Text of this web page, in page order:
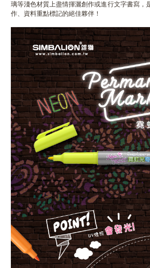
璃等淺色材質上盡情揮灑創作或進行文字書寫，
作、資料重點標記的絕佳夥伴！